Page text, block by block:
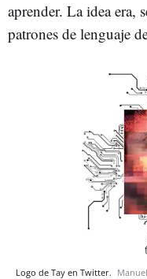
aprender. La idea era,
patrones de lenguaje
Logo de Tay en Twitter.